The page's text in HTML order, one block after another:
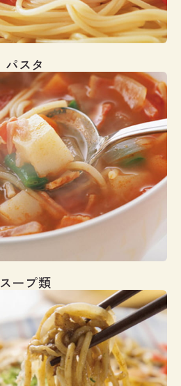
パスタ
スープ類